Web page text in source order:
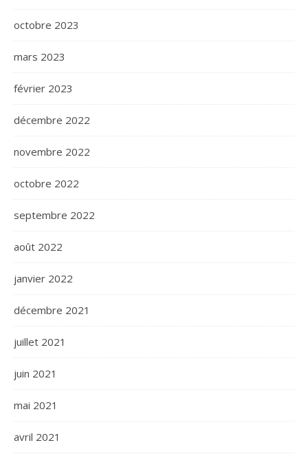
octobre 2023
mars 2023
février 2023
décembre 2022
novembre 2022
octobre 2022
septembre 2022
août 2022
janvier 2022
décembre 2021
juillet 2021
juin 2021
mai 2021
avril 2021